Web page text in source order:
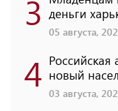
3 деньги
05 августа,
4 новый
03 августа,